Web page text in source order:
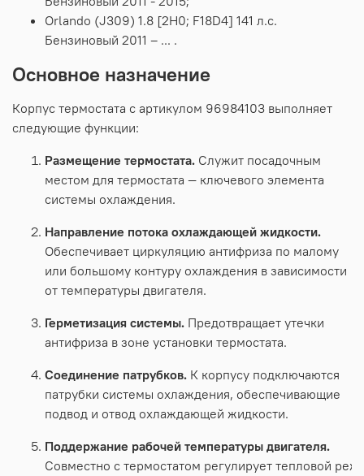
Orlando (J309) 1.8 [2H0; F18D4] 141 л.с.
Бензиновый 2011 – ... .
Основное назначение
Корпус термостата с артикулом 96984103 выполняет
следующие функции:
Размещение термостата. Служит посадочным
местом для термостата — ключевого элемента
системы охлаждения.
Направление потока охлаждающей жидкости.
Обеспечивает циркуляцию антифриза по малому
или большому контуру охлаждения в зависимости
от температуры двигателя.
Герметизация системы. Предотвращает утечки
антифриза в зоне установки термостата.
Соединение патрубков. К корпусу подключаются
патрубки системы охлаждения, обеспечивающие
подвод и отвод охлаждающей жидкости.
Поддержание рабочей температуры двигателя.
Совместно с термостатом регулирует тепловой